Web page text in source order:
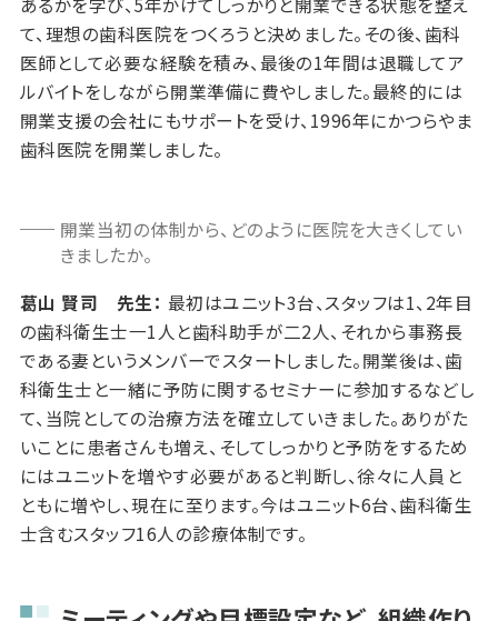
て、理想の歯科医院をつくろうと決めました。その後、歯科
医師として必要な経験を積み、最後の1年間は退職してア
ルバイトをしながら開業準備に費やしました。最終的には
開業支援の会社にもサポートを受け、1996年にかつらやま
歯科医院を開業しました。
開業当初の体制から、どのように医院を大きくしてい
きましたか。
葛山 賢司 先生： 最初はユニット3台、スタッフは1、2年目
の歯科衛生士一1人と歯科助手が二2人、それから事務長
である妻というメンバーでスタートしました。開業後は、歯
科衛生士と一緒に予防に関するセミナーに参加するなどし
て、当院としての治療方法を確立していきました。ありがた
いことに患者さんも増え、そしてしっかりと予防をするため
にはユニットを増やす必要があると判断し、徐々に人員と
ともに増やし、現在に至ります。今はユニット6台、歯科衛生
士含むスタッフ16人の診療体制です。